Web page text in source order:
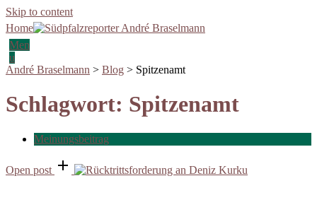
Skip to content
Home
Men
u
André Braselmann > Blog > Spitzenamt
Schlagwort: Spitzenamt
Meinungsbeitrag
Open post